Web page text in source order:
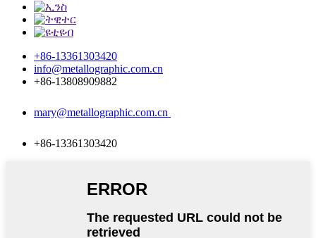
+86-13361303420
info@metallographic.com.cn
+86-13808909882
mary@metallographic.com.cn
+86-13361303420